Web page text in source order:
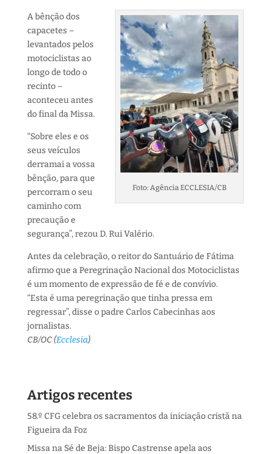
Foto: Agência ECCLESIA/CB
A bênção dos
capacetes –
levantados pelos
motociclistas ao
longo de todo o
recinto –
aconteceu antes
do final da Missa.
“Sobre eles e os
seus veículos
derramai a vossa
bênção, para que
percorram o seu
caminho com
precaução e
segurança”, rezou D. Rui Valério.
Antes da celebração, o reitor do Santuário de Fátima
afirmo que a Peregrinação Nacional dos Motociclistas
é um momento de expressão de fé e de convívio.
“Esta é uma peregrinação que tinha pressa em
regressar”, disse o padre Carlos Cabecinhas aos
jornalistas.
CB/OC (Ecclesia)
Artigos recentes
58.º CFG celebra os sacramentos da iniciação cristã na
Figueira da Foz
Missa na Sé de Beja: Bispo Castrense apela aos